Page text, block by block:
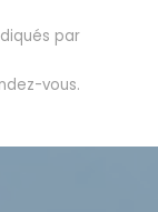
par
vous.